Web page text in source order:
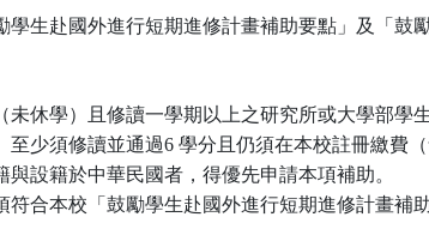
學生赴國外進行短期進修計畫補助要點」及「鼓
未休學）且修讀一學期以上之研究所或大學部學
至少須修讀並通過6 學分且仍須在本校註冊繳費（
與設籍於中華民國者，得優先申請本項補助。
符合本校「鼓勵學生赴國外進行短期進修計畫